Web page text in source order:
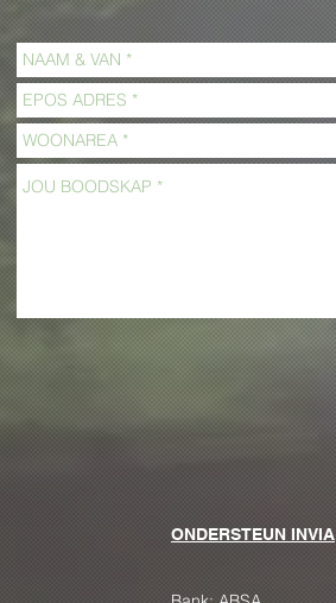
Ek het Hoop... al is my
familie feilbaar
ONDERSTEUN INVIA